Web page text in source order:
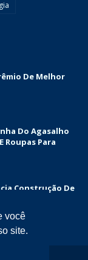
você
site.
De Melhor
Do Agasalho
Roupas Para
Construção De